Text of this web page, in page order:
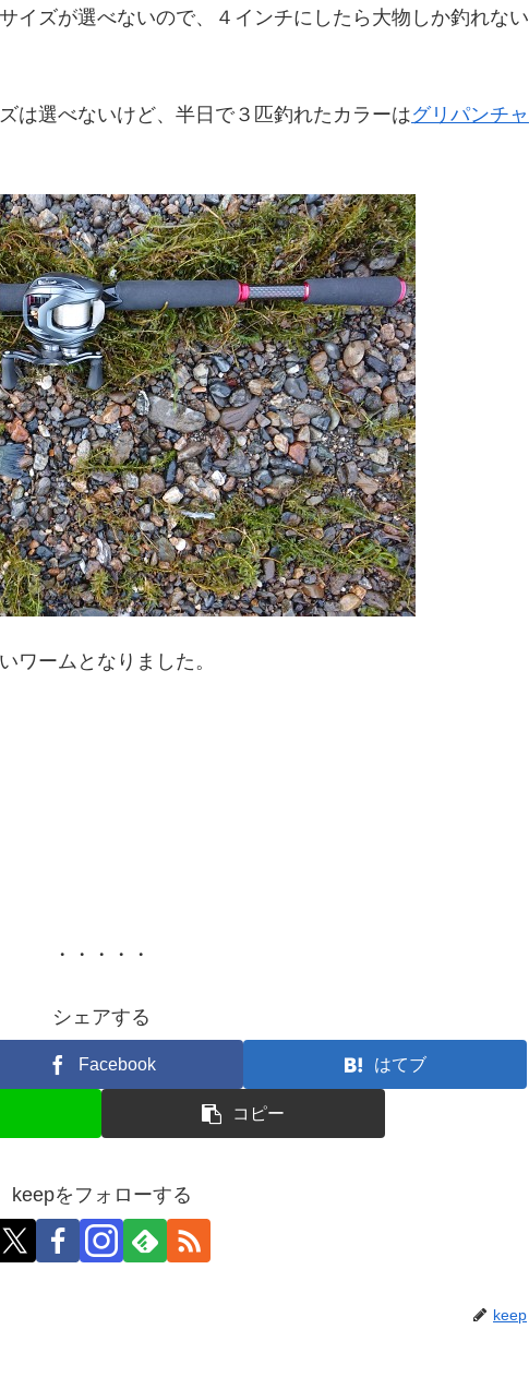
イズが選べないので、４インチにしたら大物しか釣れない
は選べないけど、半日で３匹釣れたカラーはグリパンチャ
ワームとなりました。
・・・・・
シェアする
Facebook はてブ
コピー
keepをフォローする
keep